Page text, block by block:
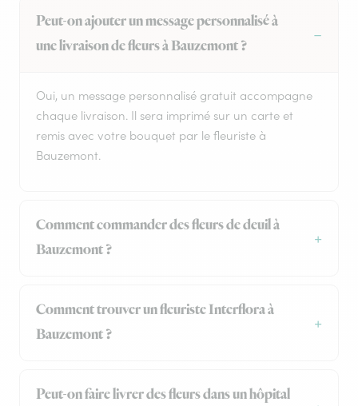
Peut-on ajouter un message personnalisé à
une livraison de fleurs à Bauzemont ?
Oui, un message personnalisé gratuit accompagne
chaque livraison. Il sera imprimé sur un carte et
remis avec votre bouquet par le fleuriste à
Bauzemont.
Comment commander des fleurs de deuil à
Bauzemont ?
Comment trouver un fleuriste Interflora à
Bauzemont ?
Peut-on faire livrer des fleurs dans un hôpital